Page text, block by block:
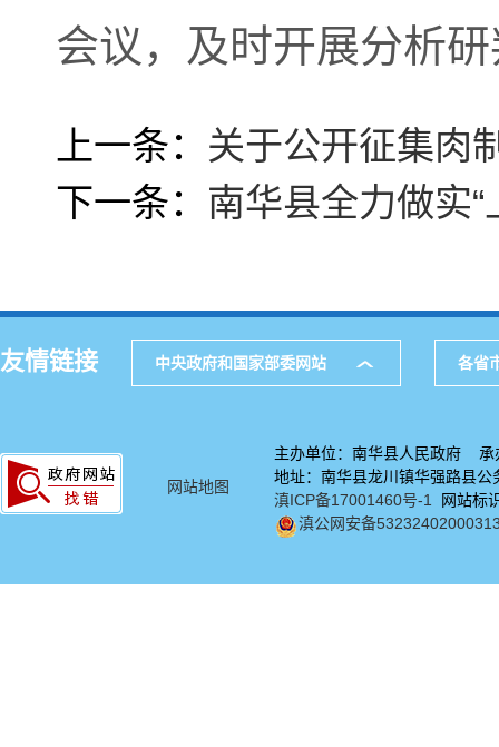
会议，及时开展分析
上一条： 关于公开征集肉
下一条： 南华县全力做实“
友情链接 中央政府和国家部委网站 各省
网站地图
主办单位：南华县人民政府 承
地址：南华县龙川镇华强路
滇ICP备17001460号-1
网站标
滇公网安备